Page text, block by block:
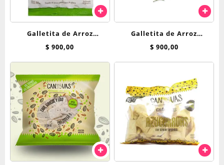
Galletita de Arroz
Crisppino Crema
$ 900,00
Galletita de Arroz
Crisppino Oliva y Hierbas
$ 900,00